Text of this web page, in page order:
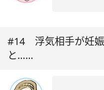
#14 浮気相手が妊
と……